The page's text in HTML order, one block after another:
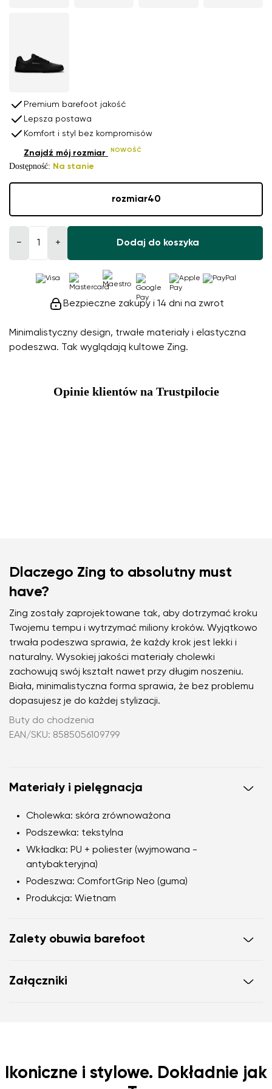
Minimalistyczny design, trwałe materiały i elastyczna
podeszwa. Tak wyglądają kultowe Zing.
Premium barefoot jakość
Lepsza postawa
Komfort i styl bez kompromisów
Dostępność: Na stanie
Znajdź mój rozmiar NOWOŚĆ
rozmiar40
− + Dodaj do koszyka
Bezpieczne zakupy i 14 dni na zwrot
Opinie klientów na Trustpilocie
Dlaczego Zing to absolutny must
have?
Zing zostały zaprojektowane tak, aby dotrzymać kroku
Twojemu tempu i wytrzymać miliony kroków. Wyjątkowo
trwała podeszwa sprawia, że każdy krok jest lekki i
naturalny. Wysokiej jakości materiały cholewki
zachowują swój kształt nawet przy długim noszeniu.
Biała, minimalistyczna forma sprawia, że bez problemu
dopasujesz je do każdej stylizacji.
Buty do chodzenia
EAN/SKU: 8585056109799
Materiały i pielęgnacja
Cholewka: skóra zrównoważona
Podszewka: tekstylna
Wkładka: PU + poliester (wyjmowana -
antybakteryjna)
Podeszwa: ComfortGrip Neo (guma)
Produkcja: Wietnam
Zalety obuwia barefoot
Zero drop
: pięta i palce w jednej płaszczyźnie dla
Załączniki
Ikoniczne i stylowe. Dokładnie jak